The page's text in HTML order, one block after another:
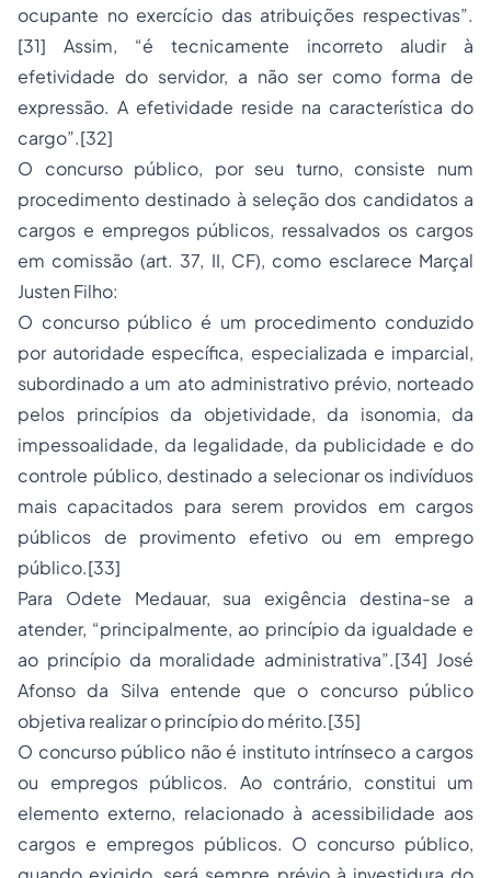
ocupante no exercício das atribuições respectivas”.
[31] Assim, “é tecnicamente incorreto aludir à
efetividade do servidor, a não ser como forma de
expressão. A efetividade reside na característica do
cargo”.[32]
O concurso público, por seu turno, consiste num
procedimento destinado à seleção dos candidatos a
cargos e empregos públicos, ressalvados os cargos
em comissão (art. 37, II, CF), como esclarece Marçal
Justen Filho:
O concurso público é um procedimento conduzido
por autoridade específica, especializada e imparcial,
subordinado a um ato administrativo prévio, norteado
pelos princípios da objetividade, da isonomia, da
impessoalidade, da legalidade, da publicidade e do
controle público, destinado a selecionar os indivíduos
mais capacitados para serem providos em cargos
públicos de provimento efetivo ou em emprego
público.[33]
Para Odete Medauar, sua exigência destina-se a
atender, “principalmente, ao princípio da igualdade e
ao princípio da moralidade administrativa”.[34] José
Afonso da Silva entende que o concurso público
objetiva realizar o princípio do mérito.[35]
O concurso público não é instituto intrínseco a cargos
ou empregos públicos. Ao contrário, constitui um
elemento externo, relacionado à acessibilidade aos
cargos e empregos públicos. O concurso público,